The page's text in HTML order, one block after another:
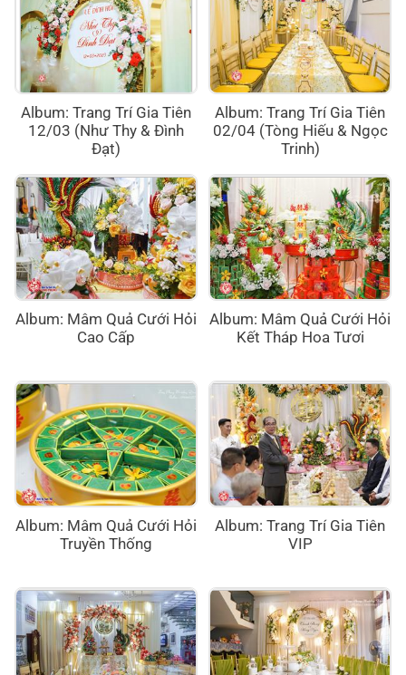
Album: Trang Trí Gia Tiên
12/03 (Như Thy & Đình
Đạt)
Album: Trang Trí Gia Tiên
02/04 (Tòng Hiếu & Ngọc
Trinh)
Album: Mâm Quả Cưới Hỏi
Cao Cấp
Album: Mâm Quả Cưới Hỏi
Kết Tháp Hoa Tươi
Album: Mâm Quả Cưới Hỏi
Truyền Thống
Album: Trang Trí Gia Tiên
VIP